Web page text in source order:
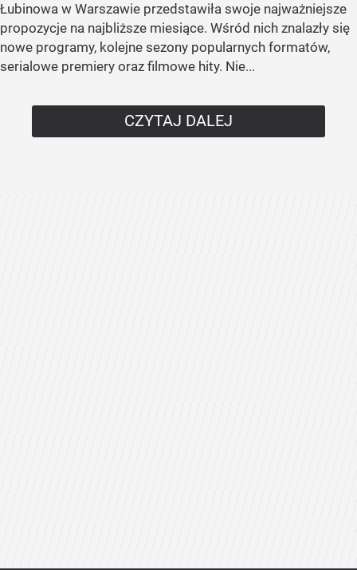
Łubinowa w Warszawie przedstawiła swoje najważniejsze
propozycje na najbliższe miesiące. Wśród nich znalazły się
nowe programy, kolejne sezony popularnych formatów,
serialowe premiery oraz filmowe hity. Nie...
CZYTAJ DALEJ